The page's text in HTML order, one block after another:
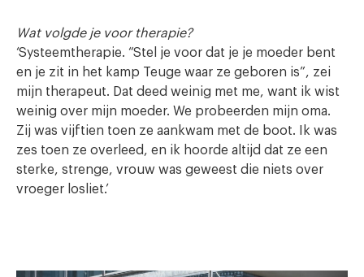
Wat volgde je voor therapie?
‘Systeemtherapie. “Stel je voor dat je je moeder bent
en je zit in het kamp Teuge waar ze geboren is”, zei
mijn therapeut. Dat deed weinig met me, want ik wist
weinig over mijn moeder. We probeerden mijn oma.
Zij was vijftien toen ze aankwam met de boot. Ik was
zes toen ze overleed, en ik hoorde altijd dat ze een
sterke, strenge, vrouw was geweest die niets over
vroeger losliet.’